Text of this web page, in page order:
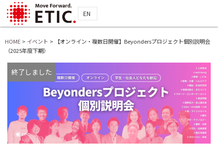
EN
HOME > イベント >
【オンライン・複数日開催】Beyondersプロジェクト個別説明会
（2025年度下期）
終了しました